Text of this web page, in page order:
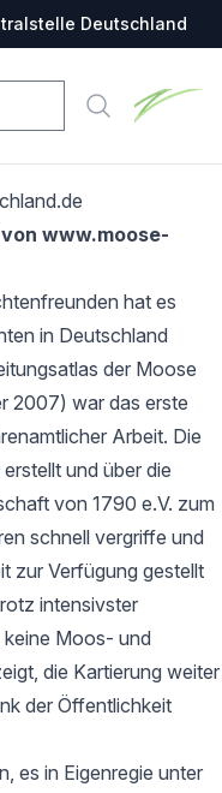
Deutschland
Suche
www.moose-
hat es
in Deutschland
der Moose
2007) war das erste
Arbeit. Die
und über die
von 1790 e.V. zum
schnell vergriffe und
zur Verfügung gestellt
intensivster
keine Moos- und
die Kartierung weiter
der Öffentlichkeit
es in Eigenregie unter